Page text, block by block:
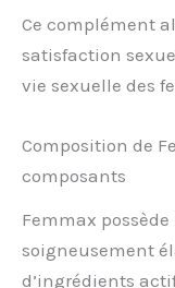
Ce complément
satisfaction
vie sexuelle des
Composition de
composants
Femmax
soigneusement
d’ingrédients